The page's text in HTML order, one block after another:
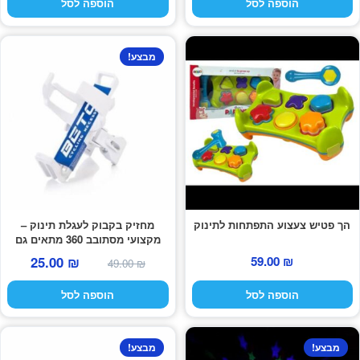
היה:
הוא:
הוספה לסל
היה:
הוא:
הוספה לסל
הך פטיש צעצוע התפתחות לתינוק
59.00 ₪
הוספה לסל
מחזיק בקבוק לעגלת תינוק –
מקצועי מסתובב 360 מתאים גם
מבצע!
49.00₪
המחיר
המקורי
היה:
25.00 ₪
הוא:
הוספה לסל
מבצע! מבצע!